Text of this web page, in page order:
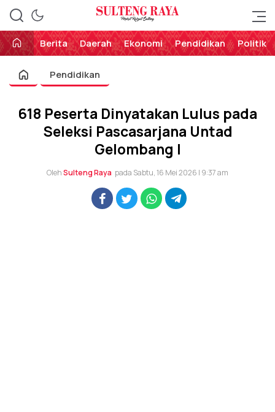
Sulteng Raya
Perekat Rakyat Sulteng
Berita
Daerah Ekonomi Pendidikan Politik
Pendidikan
618 Peserta Dinyatakan Lulus pada
Seleksi Pascasarjana Untad
Gelombang I
OlehSulteng Raya pada Sabtu, 16 Mei 2026 | 9:37 am